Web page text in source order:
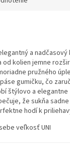
a
kolien jemne
pružného
gumičku, čo
štýlovo a elegantne
že sukňa
hodí k
veľkosť UNI